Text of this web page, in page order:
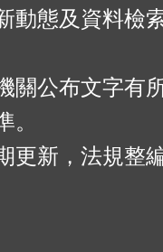
動態及資料檢
關公布文字有
。
更新，法規整